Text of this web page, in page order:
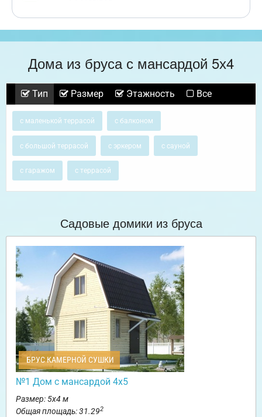
Дома из бруса с мансардой 5х4
Тип Размер Этажность Все
с маленькой террасой с балконом
с большой террасой с эркером с сауной
с гаражом с террасой
Садовые домики из бруса
БРУС КАМЕРНОЙ СУШКИ
№1 Дом с мансардой 4х5
Размер: 5х4 м
Общая площадь: 31.292